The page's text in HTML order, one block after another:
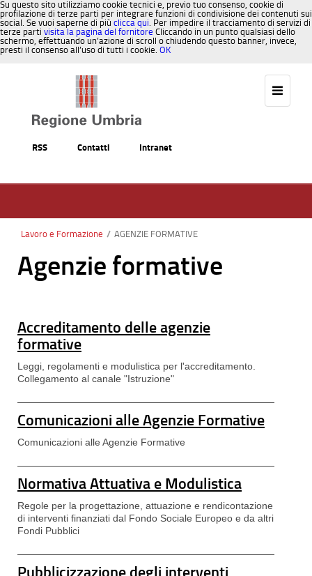
Su questo sito utilizziamo cookie tecnici e, previo tuo consenso, cookie di
profilazione di terze parti per integrare funzioni di condivisione dei contenuti sui
social. Se vuoi saperne di più clicca qui. Per impedire il tracciamento di servizi di
terze parti visita la pagina del fornitore Cliccando in un punto qualsiasi dello
schermo, effettuando un’azione di scroll o chiudendo questo banner, invece,
presti il consenso all’uso di tutti i cookie. OK
RSS Contatti Intranet
Lavoro e Formazione / AGENZIE FORMATIVE
Agenzie formative
Accreditamento delle agenzie
formative
Leggi, regolamenti e modulistica per l'accreditamento.
Collegamento al canale "Istruzione"
Comunicazioni alle Agenzie Formative
Comunicazioni alle Agenzie Formative
Normativa Attuativa e Modulistica
Regole per la progettazione, attuazione e rendicontazione
di interventi finanziati dal Fondo Sociale Europeo e da altri
Fondi Pubblici
Pubblicizzazione degli interventi